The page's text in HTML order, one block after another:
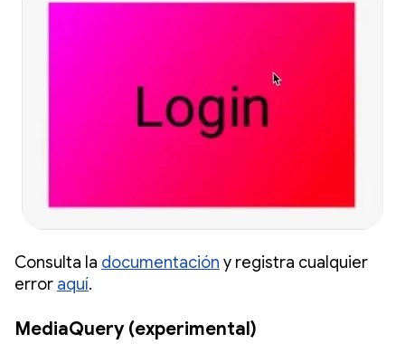
Consulta la documentación y registra cualquier
error aquí.
MediaQuery (experimental)